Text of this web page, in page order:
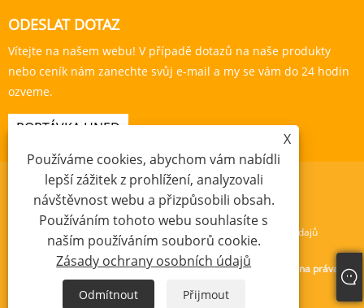
ODESLAT DOTAZ
Vítejte na našem webu! V případě dotazů na naše produkty
nebo ceník nám zanechte svůj e-mail a my se vám do 24 hodin
ozveme.
POPTÁVKA HNED
Links Sitemap RSS Zásady ochrany osobních údajů
Copyright © 2024 Baoding Yishengda Trading Co., Ltd. Všechna práva
vyhrazena.
X
Používáme cookies, abychom vám nabídli
lepší zážitek z prohlížení, analyzovali
návštěvnost webu a přizpůsobili obsah.
Používáním tohoto webu souhlasíte s
naším používáním souborů cookie.
Zásady ochrany osobních údajů
Odmítnout Přijmout